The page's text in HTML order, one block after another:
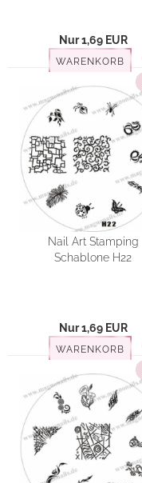
Nur 1,69 EUR
WARENKORB
Nail Art Stamping
Schablone H22
Nur 1,69 EUR
WARENKORB